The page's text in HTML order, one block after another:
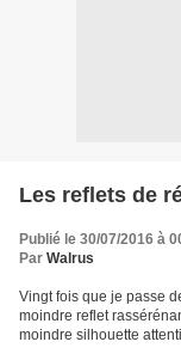
Les reflets de
Publié le 30/07/2016 à
Par Walrus
Vingt fois que je passe
moindre reflet
moindre silhouette